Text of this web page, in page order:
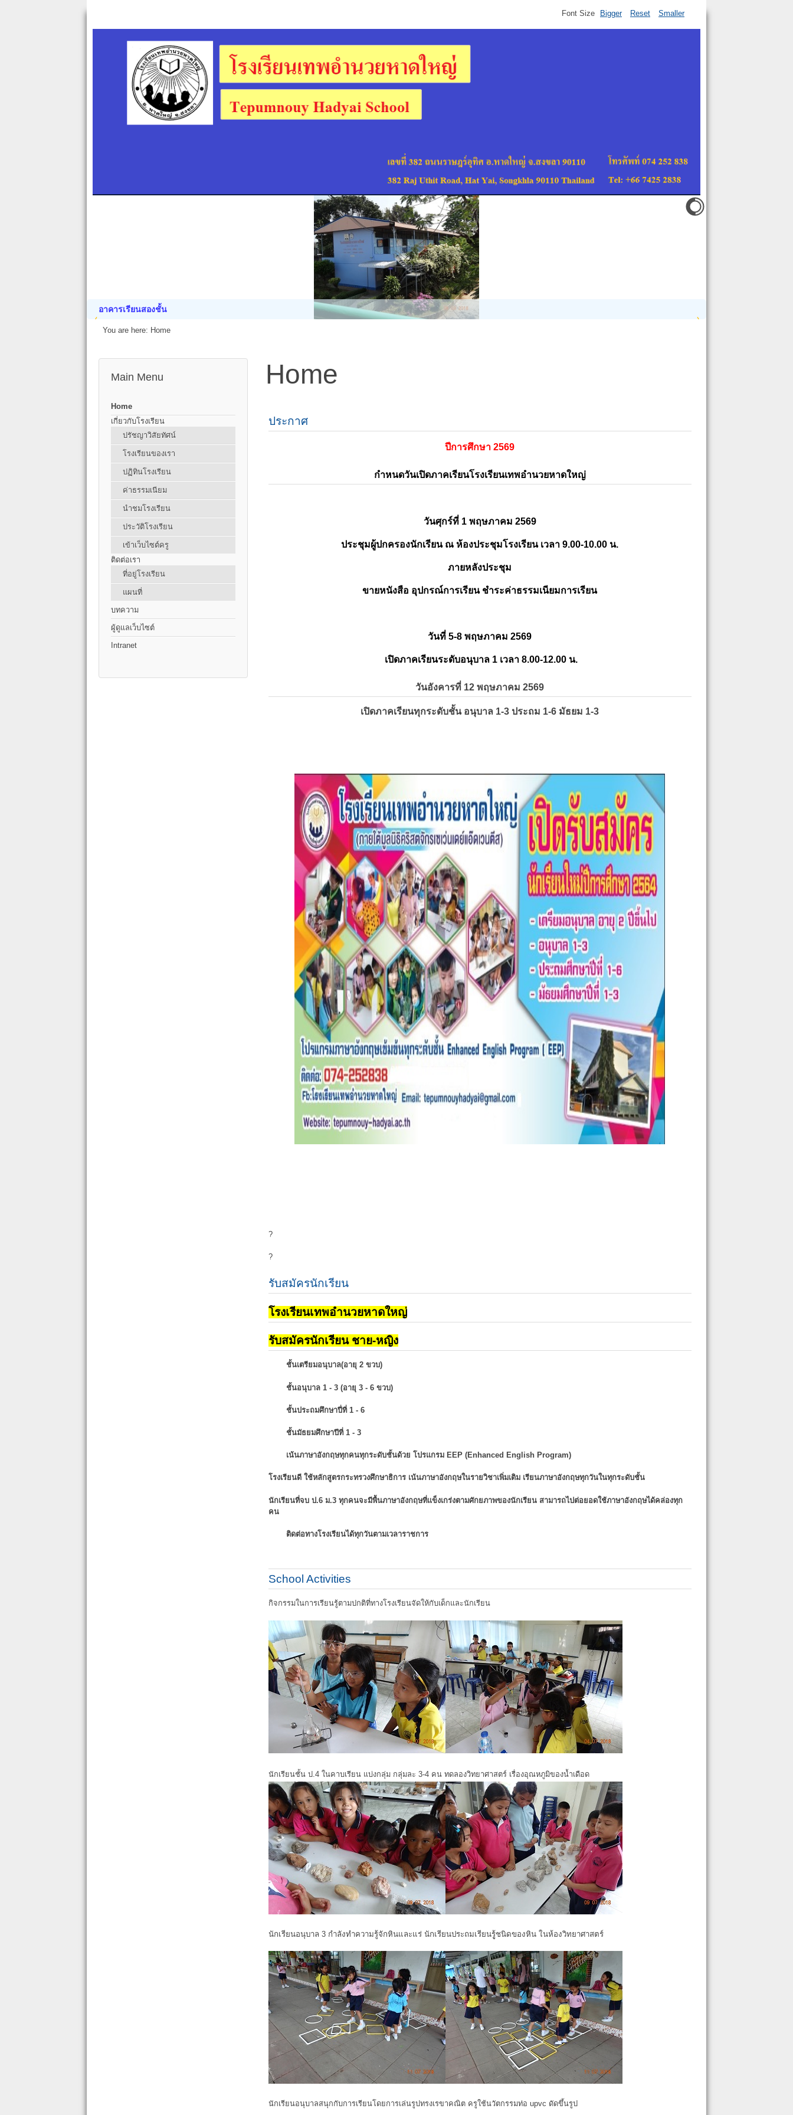
อาคารเรียนสองชั้น
Font Size Bigger Reset Smaller
You are here: Home
Main Menu
Home
เกี่ยวกับโรงเรียน
ปรัชญาวิสัยทัศน์
โรงเรียนของเรา
ปฏิทินโรงเรียน
ค่าธรรมเนียม
นำชมโรงเรียน
ประวัติโรงเรียน
เข้าเว็บไซต์ครู
ติดต่อเรา
ที่อยู่โรงเรียน
แผนที่
บทความ
ผู้ดูแลเว็บไซต์
Intranet
Home
ประกาศ
ปีการศึกษา 2569
กำหนดวันเปิดภาคเรียนโรงเรียนเทพอำนวยหาดใหญ่
วันศุกร์ที่ 1 พฤษภาคม 2569
ประชุมผู้ปกครองนักเรียน ณ ห้องประชุมโรงเรียน เวลา 9.00-10.00 น.
ภายหลังประชุม
ขายหนังสือ อุปกรณ์การเรียน ชำระค่าธรรมเนียมการเรียน
วันที่ 5-8 พฤษภาคม 2569
เปิดภาคเรียนระดับอนุบาล 1 เวลา 8.00-12.00 น.
วันอังคารที่ 12 พฤษภาคม 2569
เปิดภาคเรียนทุกระดับชั้น อนุบาล 1-3 ประถม 1-6 มัธยม 1-3
?
?
รับสมัครนักเรียน
โรงเรียนเทพอำนวยหาดใหญ่
รับสมัครนักเรียน ชาย-หญิง
ชั้นเตรียมอนุบาล(อายุ 2 ขวบ)
ชั้นอนุบาล 1 - 3 (อายุ 3 - 6 ขวบ)
ชั้นประถมศึกษาปี่ที่ 1 - 6
ชั้นมัธยมศึกษาปีที่ 1 - 3
เน้นภาษาอังกฤษทุกคนทุกระดับชั้นด้วย โปรแกรม EEP (Enhanced English Program)
โรงเรียนดี ใช้หลักสูตรกระทรวงศึกษาธิการ เน้นภาษาอังกฤษในรายวิชาเพิ่มเติม เรียนภาษาอังกฤษทุกวันในทุกระดับชั้น
นักเรียนที่จบ ป.6 ม.3 ทุกคนจะมีพื้นภาษาอังกฤษที่แข็งเกร่งตามศักยภาพของนักเรียน สามารถไปต่อยอดใช้ภาษาอังกฤษได้คล่องทุก
คน
ติดต่อทางโรงเรียนได้ทุกวันตามเวลาราชการ
School Activities
กิจกรรมในการเรียนรู้ตามปกติที่ทางโรงเรียนจัดให้กับเด็กและนักเรียน
นักเรียนชั้น ป.4 ในคาบเรียน แบ่งกลุ่ม กลุ่มละ 3-4 คน ทดลองวิทยาศาสตร์ เรื่องอุณหภูมิของน้ำเดือด
นักเรียนอนุบาล 3 กำลังทำความรู้จักหินและแร่ นักเรียนประถมเรียนรูู้ชนิดของหิน ในห้องวิทยาศาสตร์
นักเรียนอนุบาลสนุกกับการเรียนโดยการเล่นรูปทรงเรขาคณิต ครูใช้นวัตกรรมท่อ upvc ดัดขึ้นรูป